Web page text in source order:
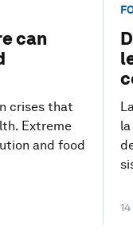
can
crises that
Extreme
and food